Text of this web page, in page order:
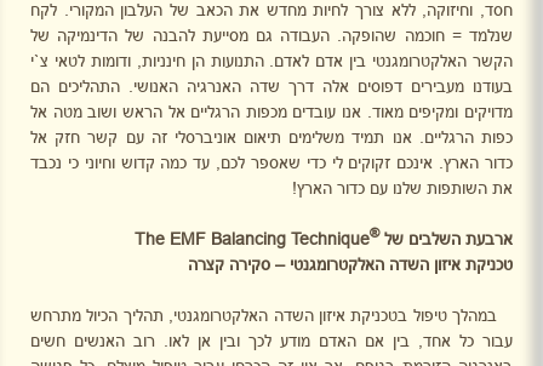
חסד, וחיזוקה, ללא צורך לחיות מחדש את הכאב של העלבון המקורי. לקח
שנלמד = חוכמה שהופקה. העבודה גם מסייעת להבנה של הדינמיקה של
הקשר האלקטרומגנטי בין אדם לאדם. התנועות הן חינניות, ודומות לטאי צ`י
בעודנו מעבירים דפוסים אלה דרך שדה האנרגיה האנושי. התהליכים הם
מדויקים ומקיפים מאוד. אנו עובדים מכפות הרגליים אל הראש ושוב מטה אל
כפות הרגליים. אנו תמיד משלימים תיאום אוניברסלי זה עם קשר חזק אל
כדור הארץ. אינכם זקוקים לי כדי שאספר לכם, עד כמה קדוש וחיוני כי נכבד
את השותפות שלנו עם כדור הארץ!
ארבעת השלבים של The EMF Balancing Technique®
טכניקת איזון השדה האלקטרומגנטי – סקירה קצרה
במהלך טיפול בטכניקת איזון השדה האלקטרומגנטי, תהליך הכיול מתרחש
עבור כל אחד, בין אם האדם מודע לכך ובין אן לאו. רוב האנשים חשים